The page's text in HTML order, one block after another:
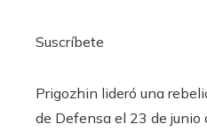
Suscríbete
Prigozhin lideró una
de Defensa el 23 de junio